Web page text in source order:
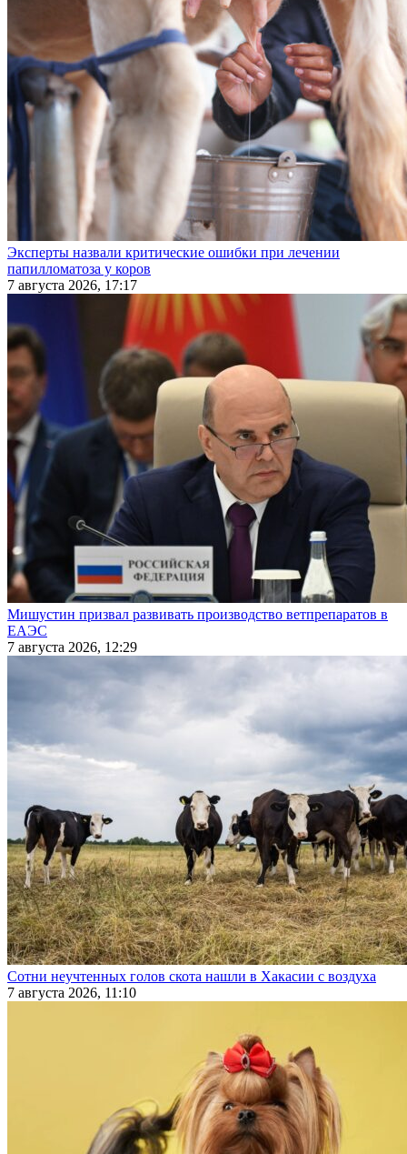
Эксперты назвали критические ошибки при лечении
папилломатоза у коров
7 августа 2026, 17:17
Мишустин призвал развивать производство ветпрепаратов в
ЕАЭС
7 августа 2026, 12:29
Сотни неучтенных голов скота нашли в Хакасии с воздуха
7 августа 2026, 11:10